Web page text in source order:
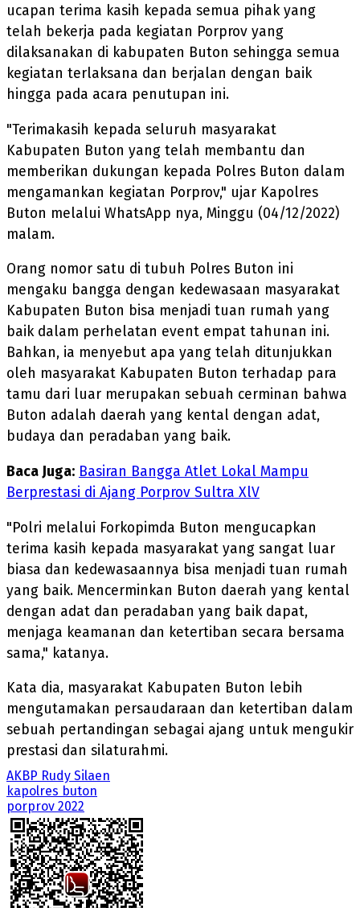
ucapan terima kasih kepada semua pihak yang
telah bekerja pada kegiatan Porprov yang
dilaksanakan di kabupaten Buton sehingga semua
kegiatan terlaksana dan berjalan dengan baik
hingga pada acara penutupan ini.
"Terimakasih kepada seluruh masyarakat
Kabupaten Buton yang telah membantu dan
memberikan dukungan kepada Polres Buton dalam
mengamankan kegiatan Porprov," ujar Kapolres
Buton melalui WhatsApp nya, Minggu (04/12/2022)
malam.
Orang nomor satu di tubuh Polres Buton ini
mengaku bangga dengan kedewasaan masyarakat
Kabupaten Buton bisa menjadi tuan rumah yang
baik dalam perhelatan event empat tahunan ini.
Bahkan, ia menyebut apa yang telah ditunjukkan
oleh masyarakat Kabupaten Buton terhadap para
tamu dari luar merupakan sebuah cerminan bahwa
Buton adalah daerah yang kental dengan adat,
budaya dan peradaban yang baik.
Baca Juga: Basiran Bangga Atlet Lokal Mampu
Berprestasi di Ajang Porprov Sultra XlV
"Polri melalui Forkopimda Buton mengucapkan
terima kasih kepada masyarakat yang sangat luar
biasa dan kedewasaannya bisa menjadi tuan rumah
yang baik. Mencerminkan Buton daerah yang kental
dengan adat dan peradaban yang baik dapat,
menjaga keamanan dan ketertiban secara bersama
sama," katanya.
Kata dia, masyarakat Kabupaten Buton lebih
mengutamakan persaudaraan dan ketertiban dalam
sebuah pertandingan sebagai ajang untuk mengukir
prestasi dan silaturahmi.
AKBP Rudy Silaen
kapolres buton
porprov 2022